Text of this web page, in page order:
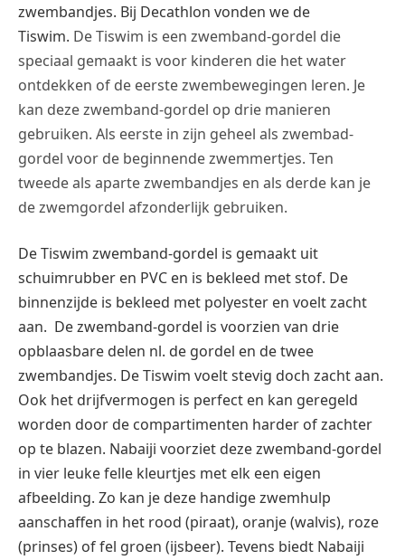
zwembandjes. Bij Decathlon vonden we de
Tiswim. De Tiswim is een zwemband-gordel die
speciaal gemaakt is voor kinderen die het water
ontdekken of de eerste zwembewegingen leren. Je
kan deze zwemband-gordel op drie manieren
gebruiken. Als eerste in zijn geheel als zwembad-
gordel voor de beginnende zwemmertjes. Ten
tweede als aparte zwembandjes en als derde kan je
de zwemgordel afzonderlijk gebruiken.
De Tiswim zwemband-gordel is gemaakt uit
schuimrubber en PVC en is bekleed met stof. De
binnenzijde is bekleed met polyester en voelt zacht
aan. De zwemband-gordel is voorzien van drie
opblaasbare delen nl. de gordel en de twee
zwembandjes. De Tiswim voelt stevig doch zacht aan.
Ook het drijfvermogen is perfect en kan geregeld
worden door de compartimenten harder of zachter
op te blazen. Nabaiji voorziet deze zwemband-gordel
in vier leuke felle kleurtjes met elk een eigen
afbeelding. Zo kan je deze handige zwemhulp
aanschaffen in het rood (piraat), oranje (walvis), roze
(prinses) of fel groen (ijsbeer). Tevens biedt Nabaiji